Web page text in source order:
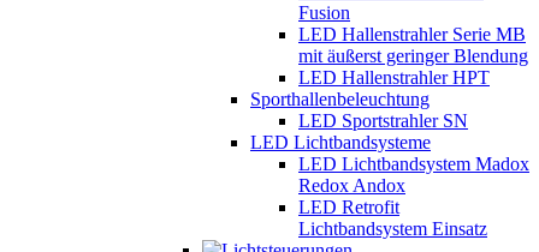
Fusion
LED Hallenstrahler Serie MB
mit äußerst geringer Blendung
LED Hallenstrahler HPT
Sporthallenbeleuchtung
LED Sportstrahler SN
LED Lichtbandsysteme
LED Lichtbandsystem Madox
Redox Andox
LED Retrofit
Lichtbandsystem Einsatz